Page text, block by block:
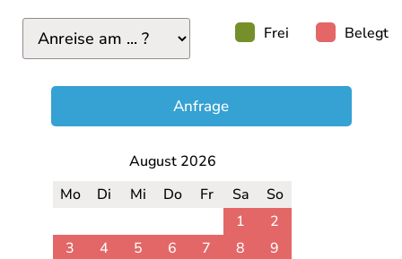
Frei Belegt
Anfrage
August 2026
Mo
Di Mi Do Fr Sa
So
1
2
3
4 5 6 7 8
9